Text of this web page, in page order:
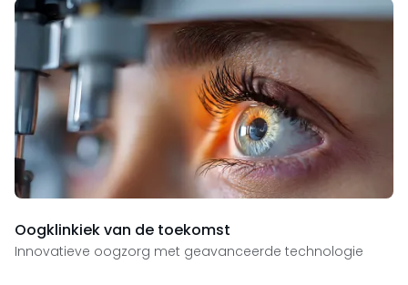
Oogklinkiek van de toekomst
Innovatieve oogzorg met geavanceerde technologie